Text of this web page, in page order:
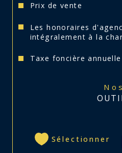
terrain : 658 m²
Immobilier.
Prix de vente
Les honoraires
intégralement à la
Taxe foncière annuelle
Nos
Sélectionner